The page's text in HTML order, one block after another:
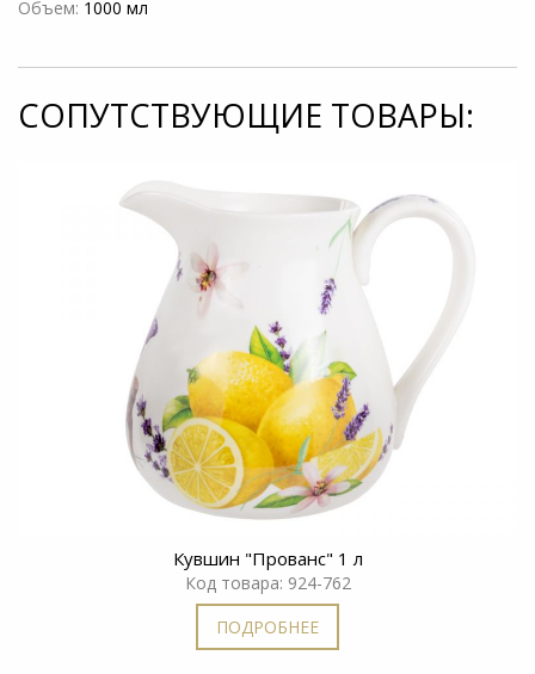
Объем: 1000 мл
СОПУТСТВУЮЩИЕ ТОВАРЫ:
Кувшин "Прованс" 1 л
Код товара: 924-762
ПОДРОБНЕЕ